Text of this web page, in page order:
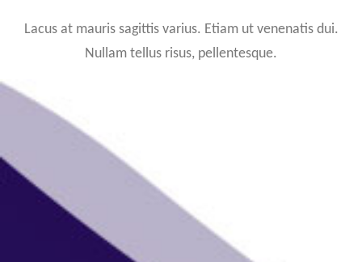
Lacus at mauris sagittis varius. Etiam ut venenatis dui.
Nullam tellus risus, pellentesque.